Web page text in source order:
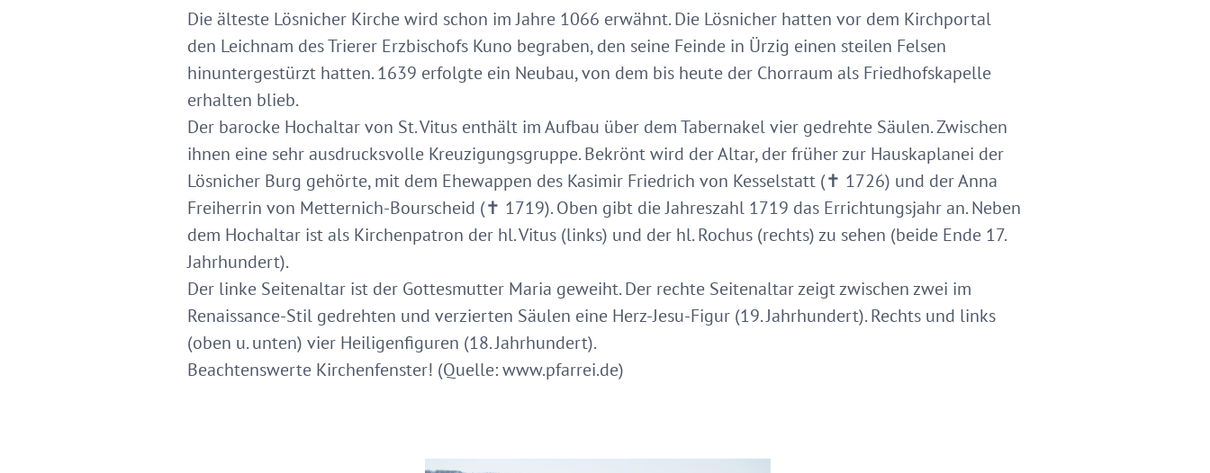
Die älteste Lösnicher Kirche wird schon im Jahre 1066 erwähnt. Die Lösnicher hatten vor dem Kirchportal
den Leichnam des Trierer Erzbischofs Kuno begraben, den seine Feinde in Ürzig einen steilen Felsen
hinuntergestürzt hatten. 1639 erfolgte ein Neubau, von dem bis heute der Chorraum als Friedhofskapelle
erhalten blieb.
Der barocke Hochaltar von St. Vitus enthält im Aufbau über dem Tabernakel vier gedrehte Säulen. Zwischen
ihnen eine sehr ausdrucksvolle Kreuzigungsgruppe. Bekrönt wird der Altar, der früher zur Hauskaplanei der
Lösnicher Burg gehörte, mit dem Ehewappen des Kasimir Friedrich von Kesselstatt (✝ 1726) und der Anna
Freiherrin von Metternich-Bourscheid (✝ 1719). Oben gibt die Jahreszahl 1719 das Errichtungsjahr an. Neben
dem Hochaltar ist als Kirchenpatron der hl. Vitus (links) und der hl. Rochus (rechts) zu sehen (beide Ende 17.
Jahrhundert).
Der linke Seitenaltar ist der Gottesmutter Maria geweiht. Der rechte Seitenaltar zeigt zwischen zwei im
Renaissance-Stil gedrehten und verzierten Säulen eine Herz-Jesu-Figur (19. Jahrhundert). Rechts und links
(oben u. unten) vier Heiligenfiguren (18. Jahrhundert).
Beachtenswerte Kirchenfenster! (Quelle: www.pfarrei.de)